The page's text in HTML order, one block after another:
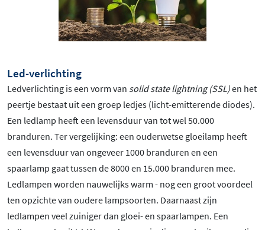
Led-verlichting
Ledverlichting is een vorm van solid state lightning (SSL)en het
peertje bestaat uit een groep ledjes (licht-emitterende diodes).
Een ledlamp heeft een levensduur van tot wel 50.000
branduren. Ter vergelijking: een ouderwetse gloeilamp heeft
een levensduur van ongeveer 1000 branduren en een
spaarlamp gaat tussen de 8000 en 15.000 branduren mee.
Ledlampen worden nauwelijks warm - nog een groot voordeel
ten opzichte van oudere lampsoorten. Daarnaast zijn
ledlampen veel zuiniger dan gloei- en spaarlampen. Een